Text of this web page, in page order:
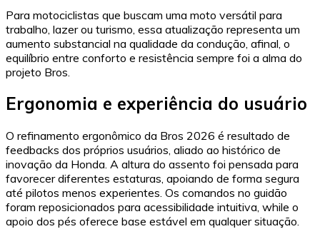
Para motociclistas que buscam uma moto versátil para
trabalho, lazer ou turismo, essa atualização representa um
aumento substancial na qualidade da condução, afinal, o
equilíbrio entre conforto e resistência sempre foi a alma do
projeto Bros.
Ergonomia e experiência do usuário
O refinamento ergonômico da Bros 2026 é resultado de
feedbacks dos próprios usuários, aliado ao histórico de
inovação da Honda. A altura do assento foi pensada para
favorecer diferentes estaturas, apoiando de forma segura
até pilotos menos experientes. Os comandos no guidão
foram reposicionados para acessibilidade intuitiva, while o
apoio dos pés oferece base estável em qualquer situação.